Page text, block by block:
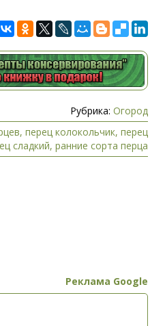
Рубрика: Огород
, перец колокольчик, перец
сладкий, ранние сорта перца
Реклама Google